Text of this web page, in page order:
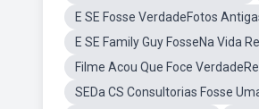
E SE Fosse VerdadeFotos
E SE Family Guy FosseNa Vida
Filme Acou Que Foce
SEDa CS Consultorias Fosse